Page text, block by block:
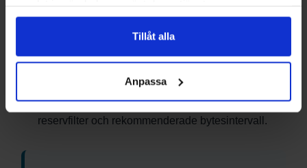
Tillåt alla
Anpassa
Gör en vattenanalys:särskilt viktigt vid egen
brunn eller oklara vattenproblem.
Välj rätt kapacitet:anpassa filter och flöde efter
hushållets vattenförbrukning.
Planera underhållet:kontrollera servicebehov,
reservfilter och rekommenderade bytesintervall.